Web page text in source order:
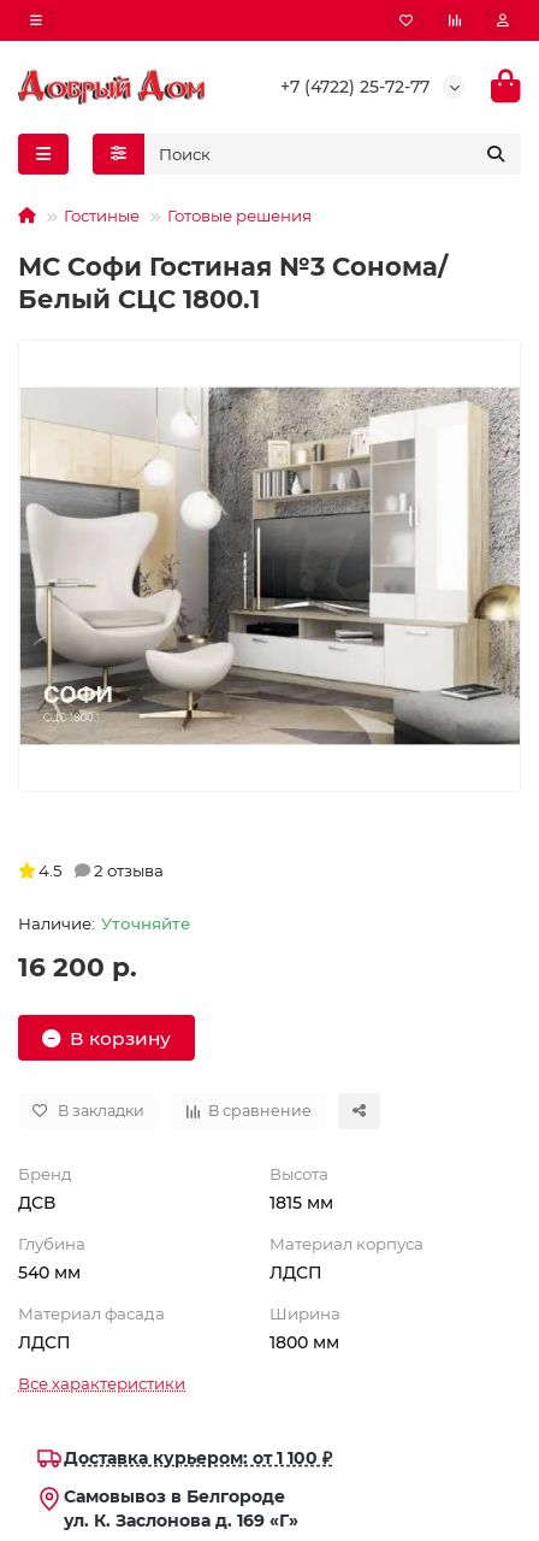
+7 (4722) 25-72-77
Гостиные Готовые решения
МС Софи Гостиная №3 Сонома/
Белый СЦС 1800.1
Уточняйте
16 200 р.
В корзину
В закладки В сравнение
4.5 2 отзыва
Бренд
ДСВ
Высота
1815 мм
Глубина
540 мм
Материал корпуса
ЛДСП
Материал фасада
ЛДСП
Ширина
1800 мм
Все характеристики
Доставка курьером: от 1 100 ₽
Самовывоз в Белгороде
ул. К. Заслонова д. 169 «Г»